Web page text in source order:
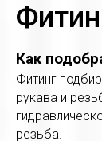
Как
Фитинг
рукава и
резьба.